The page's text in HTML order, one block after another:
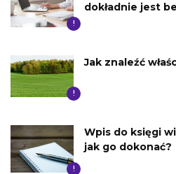
!
dokładnie jest
!
Jak znaleźć
!
Wpis do księgi
jak go dokonać?